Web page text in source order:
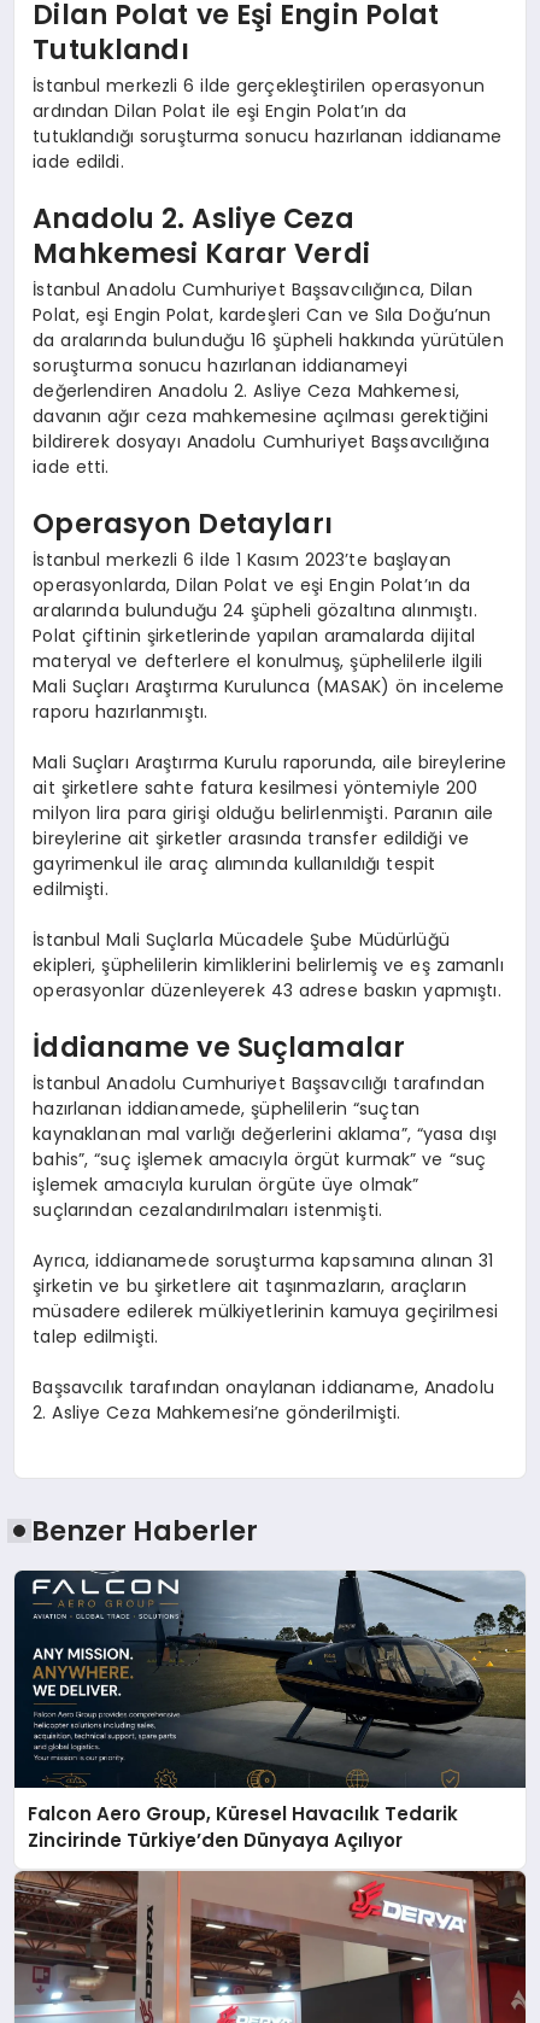
Dilan Polat ve Eşi Engin Polat
Tutuklandı
İstanbul merkezli 6 ilde gerçekleştirilen operasyonun
ardından Dilan Polat ile eşi Engin Polat’ın da
tutuklandığı soruşturma sonucu hazırlanan iddianame
iade edildi.
Anadolu 2. Asliye Ceza
Mahkemesi Karar Verdi
İstanbul Anadolu Cumhuriyet Başsavcılığınca, Dilan
Polat, eşi Engin Polat, kardeşleri Can ve Sıla Doğu’nun
da aralarında bulunduğu 16 şüpheli hakkında yürütülen
soruşturma sonucu hazırlanan iddianameyi
değerlendiren Anadolu 2. Asliye Ceza Mahkemesi,
davanın ağır ceza mahkemesine açılması gerektiğini
bildirerek dosyayı Anadolu Cumhuriyet Başsavcılığına
iade etti.
Operasyon Detayları
İstanbul merkezli 6 ilde 1 Kasım 2023’te başlayan
operasyonlarda, Dilan Polat ve eşi Engin Polat’ın da
aralarında bulunduğu 24 şüpheli gözaltına alınmıştı.
Polat çiftinin şirketlerinde yapılan aramalarda dijital
materyal ve defterlere el konulmuş, şüphelilerle ilgili
Mali Suçları Araştırma Kurulunca (MASAK) ön inceleme
raporu hazırlanmıştı.
Mali Suçları Araştırma Kurulu raporunda, aile bireylerine
ait şirketlere sahte fatura kesilmesi yöntemiyle 200
milyon lira para girişi olduğu belirlenmişti. Paranın aile
bireylerine ait şirketler arasında transfer edildiği ve
gayrimenkul ile araç alımında kullanıldığı tespit
edilmişti.
İstanbul Mali Suçlarla Mücadele Şube Müdürlüğü
ekipleri, şüphelilerin kimliklerini belirlemiş ve eş zamanlı
operasyonlar düzenleyerek 43 adrese baskın yapmıştı.
İddianame ve Suçlamalar
İstanbul Anadolu Cumhuriyet Başsavcılığı tarafından
hazırlanan iddianamede, şüphelilerin “suçtan
kaynaklanan mal varlığı değerlerini aklama”, “yasa dışı
bahis”, “suç işlemek amacıyla örgüt kurmak” ve “suç
işlemek amacıyla kurulan örgüte üye olmak”
suçlarından cezalandırılmaları istenmişti.
Ayrıca, iddianamede soruşturma kapsamına alınan 31
şirketin ve bu şirketlere ait taşınmazların, araçların
müsadere edilerek mülkiyetlerinin kamuya geçirilmesi
talep edilmişti.
Başsavcılık tarafından onaylanan iddianame, Anadolu
2. Asliye Ceza Mahkemesi’ne gönderilmişti.
Benzer Haberler
Falcon Aero Group, Küresel Havacılık Tedarik
Zincirinde Türkiye’den Dünyaya Açılıyor